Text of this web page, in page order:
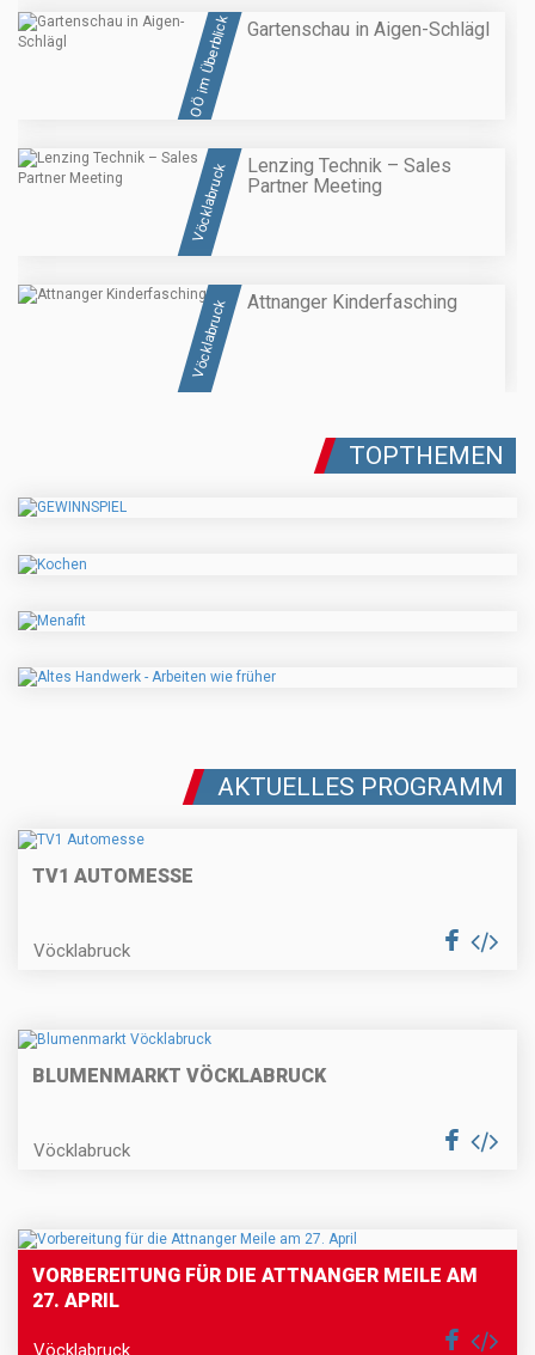
OÖ im Überblick Gartenschau in Aigen-Schlägl
Vöcklabruck
Lenzing Technik – Sales
Partner Meeting
Vöcklabruck Attnanger Kinderfasching
TOPTHEMEN
AKTUELLES PROGRAMM
TV1 AUTOMESSE
Vöcklabruck
BLUMENMARKT VÖCKLABRUCK
Vöcklabruck
VORBEREITUNG FÜR DIE ATTNANGER MEILE AM
27. APRIL
Vöcklabruck